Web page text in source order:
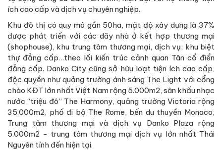
ích cao cấp và dịch vụ chuyên nghiệp.
Khu đô thị có quy mô gần 50ha, mật độ xây dựng là 37%
được phát triển với các dãy nhà ở kết hợp thương mại
(shophouse), khu trung tâm thương mại, dịch vụ; khu biệt
thự đẳng cấp…theo lối kiến trúc cảnh quan Tân cổ điển
đẳng cấp. Danko City cũng sở hữu loạt tiện ích cao cấp,
độc quyền như quảng trường ánh sáng The Light với cổng
chào KĐT lớn nhất Việt Nam rộng 5.000m2, sân khấu nhạc
nước “triệu đô” The Harmony, quảng trường Victoria rộng
35.000m2, phố đi bộ The Rome, bến du thuyền Monaco,
Trung tâm thương mại và dịch vụ Danko Plaza rộng
5.000m2 - trung tâm thương mại dịch vụ lớn nhất Thái
Nguyên tính đến hiện tại.